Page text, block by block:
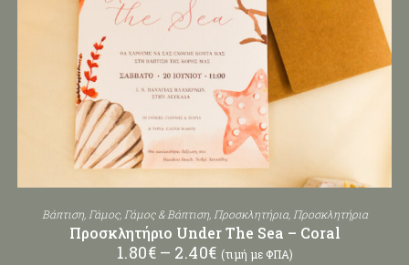
Βάπτιση,Γάμος,Γάμος & Βάπτιση,Προσκλητήρια,Προσκλητήρια
Προσκλητήριο Under The Sea – Coral
1.80€ – 2.40€ (τιμή με ΦΠΑ)